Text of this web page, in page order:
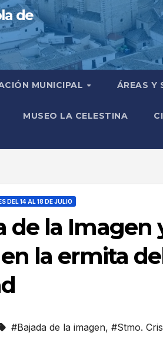
de
MUNICIPAL ÁREAS Y
MUSEO LA CELESTINA
DEL 14 AL 18 DE JULIO
de la Imagen
la ermita
#Bajada de la imagen, #Stmo.